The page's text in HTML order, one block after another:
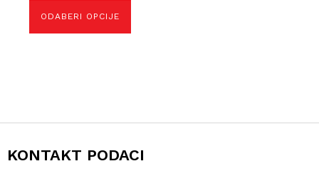
ODABERI OPCIJE
na
KONTAKT PODACI